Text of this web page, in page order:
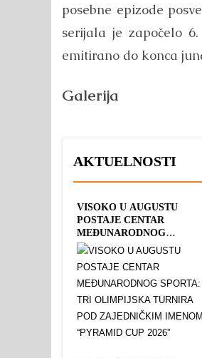
posebne epizode
serijala je započelo
emitirano do konca
Galerija
AKTUELNOSTI
VISOKO U AUGUSTU
POSTAJE CENTAR
MEĐUNARODNOG
SPORTA: TRI OLIMPIJSKA
ZAJEDNIČKIM IMENOM
“PYRAMID CUP 2026”